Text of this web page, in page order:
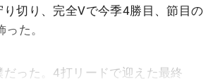
り切り、完全Vで今季4勝目、節目の
た。
だった。4打リードで迎えた最終